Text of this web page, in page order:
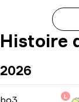
Histoire
2026
bo3 -L